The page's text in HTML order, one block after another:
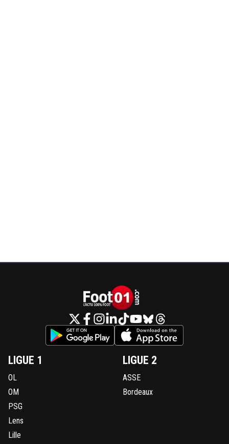
LIGUE 1
OL
OM
PSG
Lens
Lille
LIGUE 2
ASSE
Bordeaux